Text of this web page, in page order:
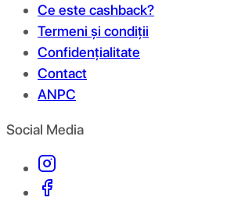
Ce este cashback?
Termeni și condiții
Confidențialitate
Contact
ANPC
Social Media